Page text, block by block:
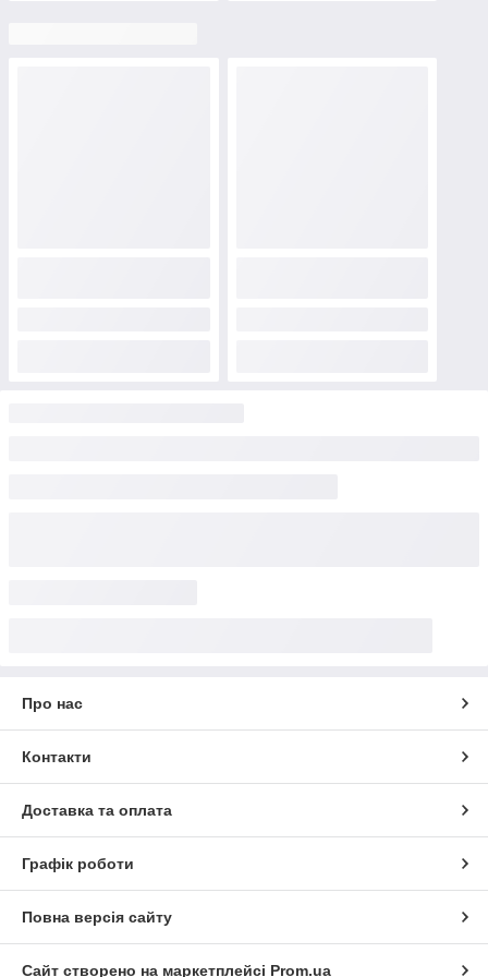
Про нас
Контакти
Доставка та оплата
Графік роботи
Повна версія сайту
Сайт створено на маркетплейсі Prom.ua